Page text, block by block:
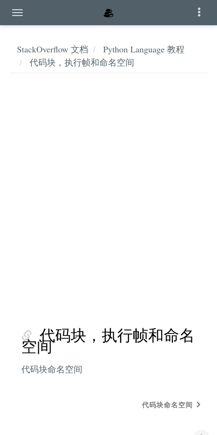
StackOverflow 文档
Python Language 教程
代码块，执行帧和命名空间
代码块，执行帧和命名
空间
代码块命名空间
代码块命名空间